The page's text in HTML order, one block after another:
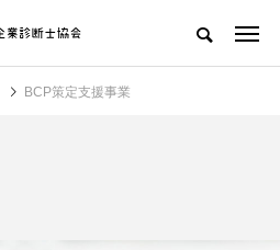
BCP策定支援事業